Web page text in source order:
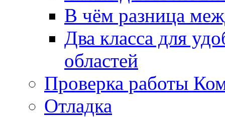
В чём разница
Два класса для
областей
Проверка работы
Отладка